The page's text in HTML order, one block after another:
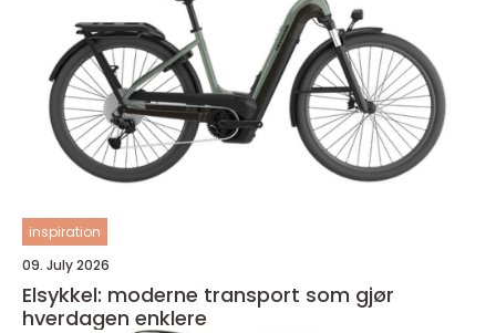
inspiration
09. July 2026
Elsykkel: moderne transport som gjør
hverdagen enklere